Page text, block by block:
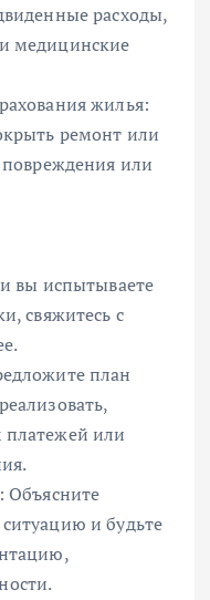
расходы,
медицинские
жилья:
ремонт или
или
вы испытываете
свяжитесь с
план
или
Объясните
и будьте